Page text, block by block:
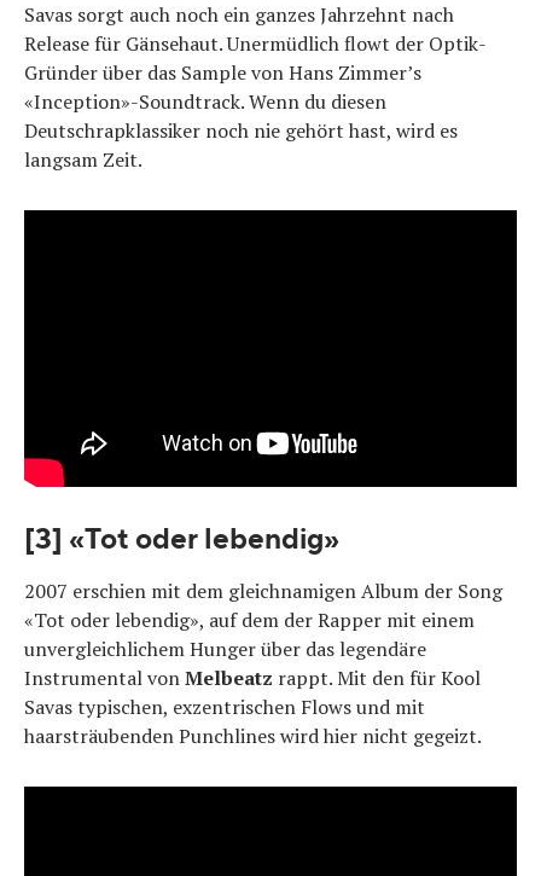
Savas sorgt auch noch ein ganzes Jahrzehnt nach
Release für Gänsehaut. Unermüdlich flowt der Optik-
Gründer über das Sample von Hans Zimmer’s
«Inception»-Soundtrack. Wenn du diesen
Deutschrapklassiker noch nie gehört hast, wird es
langsam Zeit.
[3] «Tot oder lebendig»
2007 erschien mit dem gleichnamigen Album der Song
«Tot oder lebendig», auf dem der Rapper mit einem
unvergleichlichem Hunger über das legendäre
Instrumental vonMelbeatz rappt. Mit den für Kool
Savas typischen, exzentrischen Flows und mit
haarsträubenden Punchlines wird hier nicht gegeizt.